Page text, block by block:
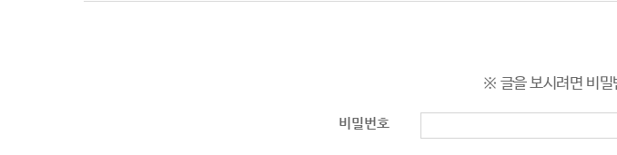
※ 글을 보시려면 비밀
비밀번호